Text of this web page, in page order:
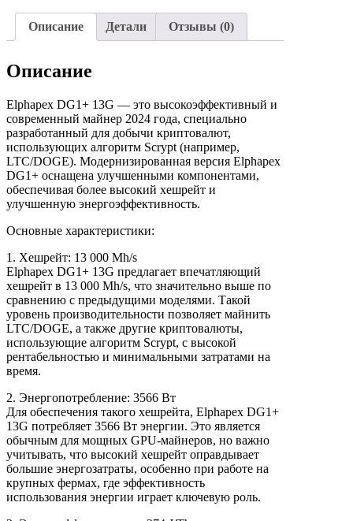
Описание Детали Отзывы (0)
Описание
Elphapex DG1+ 13G — это высокоэффективный и
современный майнер 2024 года, специально
разработанный для добычи криптовалют,
использующих алгоритм Scrypt (например,
LTC/DOGE). Модернизированная версия Elphapex
DG1+ оснащена улучшенными компонентами,
обеспечивая более высокий хешрейт и
улучшенную энергоэффективность.
Основные характеристики:
1. Хешрейт: 13 000 Mh/s
Elphapex DG1+ 13G предлагает впечатляющий
хешрейт в 13 000 Mh/s, что значительно выше по
сравнению с предыдущими моделями. Такой
уровень производительности позволяет майнить
LTC/DOGE, а также другие криптовалюты,
использующие алгоритм Scrypt, с высокой
рентабельностью и минимальными затратами на
время.
2. Энергопотребление: 3566 Вт
Для обеспечения такого хешрейта, Elphapex DG1+
13G потребляет 3566 Вт энергии. Это является
обычным для мощных GPU-майнеров, но важно
учитывать, что высокий хешрейт оправдывает
большие энергозатраты, особенно при работе на
крупных фермах, где эффективность
использования энергии играет ключевую роль.